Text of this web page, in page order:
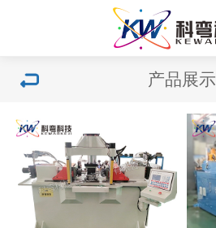
产品展示